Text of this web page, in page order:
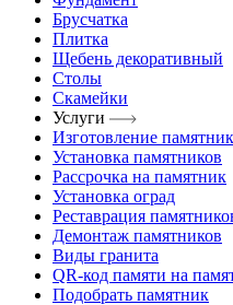
Брусчатка
Плитка
Щебень декоративный
Столы
Скамейки
Услуги
Изготовление
Установка памятников
Рассрочка на памятник
Установка оград
Реставрация
Демонтаж памятников
Виды гранита
QR-код памяти на
Подобрать памятник